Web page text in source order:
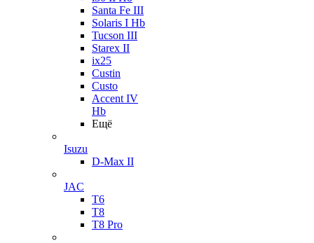
Santa Fe III
Solaris I Hb
Tucson III
Starex II
ix25
Custin
Custo
Accent IV
Hb
Ещё
Isuzu
D-Max II
JAC
T6
T8
T8 Pro